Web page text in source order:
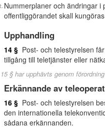
Nummerplaner och ändringar i
offentliggörandet skall
Upphandling
14 § Post- och telestyrelsen
tillgång till teletjänster eller
15 § har upphävts genom
Erkännande av
16 § Post- och telestyrelsen
den internationella
sådana erkännanden.